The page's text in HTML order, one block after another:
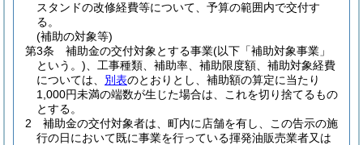
スタンドの改修経費等について、予算の範囲内で交付す
る。
(補助の対象等)
第3条
補助金の交付対象とする事業(以下「補助対象事業」
という。) 、工事種類、補助率、補助限度額、補助対象経費
については、 別表のとおりとし、補助額の算定に当たり
1,000円未満の端数が生じた場合は、これを切り捨てるもの
とする。
2
補助金の交付対象者は、町内に店舗を有し、この告示の施
行の日において既に事業を行っている揮発油販売業者又は